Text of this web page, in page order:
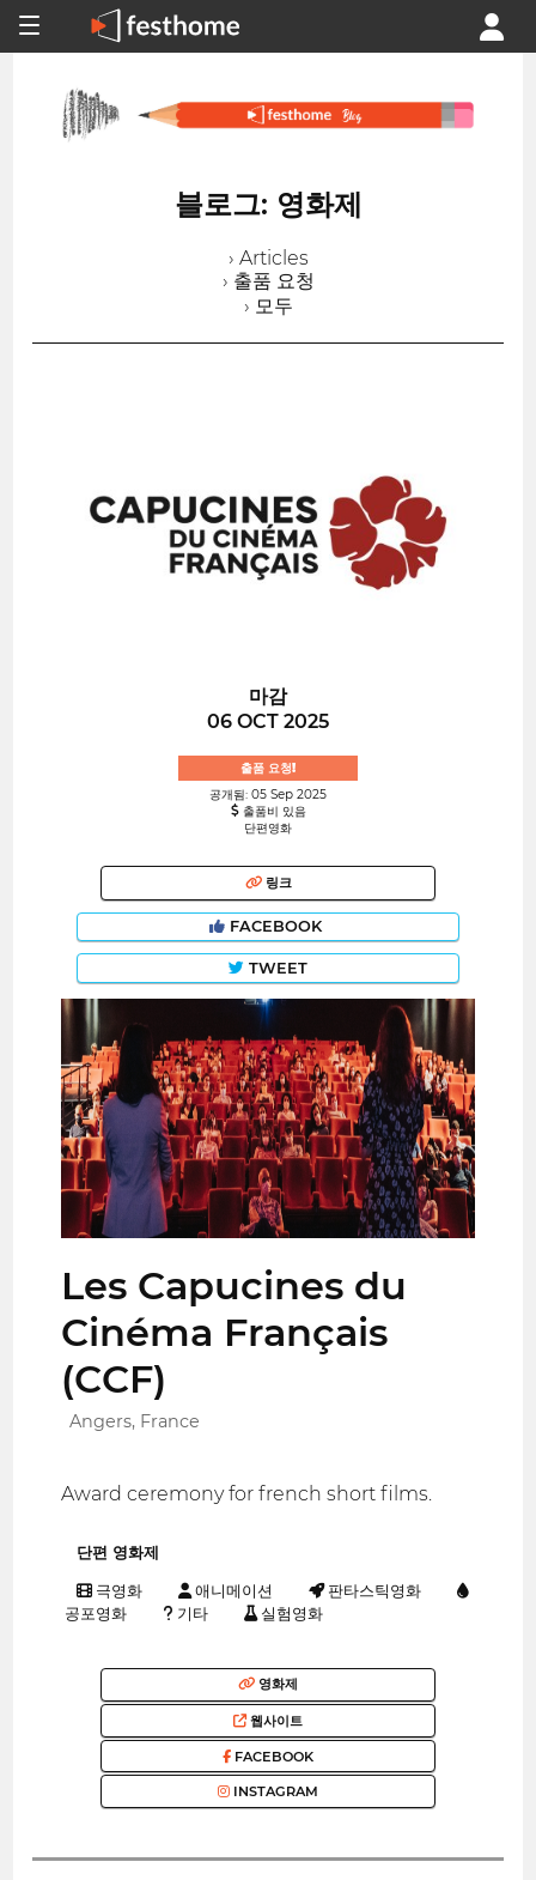
블로그: 영화제
› Articles
› 출품 요청
› 모두
마감
06 OCT 2025
출품 요청!
공개됨: 05 Sep 2025
출품비 있음
단편영화
링크
FACEBOOK
TWEET
Les Capucines du
Cinéma Français
(CCF)
Angers, France
Award ceremony for french short films.
단편 영화제
극영화 애니메이션
판타스틱영화
공포영화
기타 실험영화
영화제
웹사이트
FACEBOOK
INSTAGRAM